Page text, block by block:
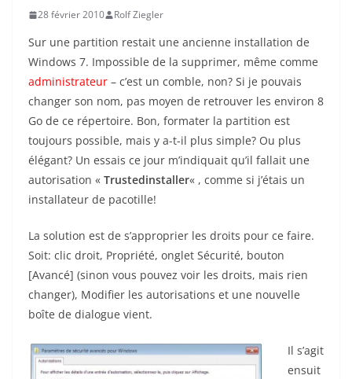
28 février 2010 Rolf Ziegler
Sur une partition restait une ancienne installation de
Windows 7. Impossible de la supprimer, même comme
administrateur – c’est un comble, non? Si je pouvais
changer son nom, pas moyen de retrouver les environ 8
Go de ce répertoire. Bon, formater la partition est
toujours possible, mais y a-t-il plus simple? Ou plus
élégant? Un essais ce jour m’indiquait qu’il fallait une
autorisation « Trustedinstaller« , comme si j’étais un
installateur de pacotille!
La solution est de s’approprier les droits pour ce faire.
Soit: clic droit, Propriété, onglet Sécurité, bouton
[Avancé] (sinon vous pouvez voir les droits, mais rien
changer), Modifier les autorisations et une nouvelle
boîte de dialogue vient.
Il s’agit
ensuit